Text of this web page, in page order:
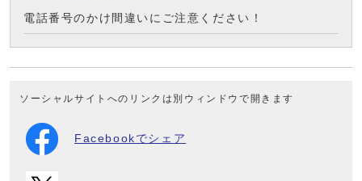
電話番号のかけ間違いにご注意ください！
ソーシャルサイトへのリンクは別ウィンドウで開きます
Facebookでシェア